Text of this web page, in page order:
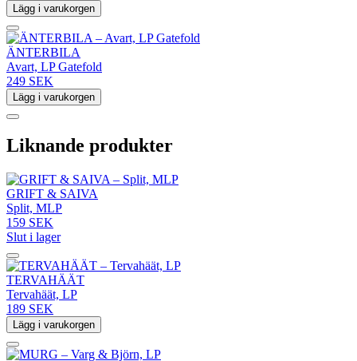
Lägg i varukorgen
ÄNTERBILA
Avart, LP Gatefold
249 SEK
Lägg i varukorgen
Liknande produkter
GRIFT & SAIVA
Split, MLP
159 SEK
Slut i lager
TERVAHÄÄT
Tervahäät, LP
189 SEK
Lägg i varukorgen